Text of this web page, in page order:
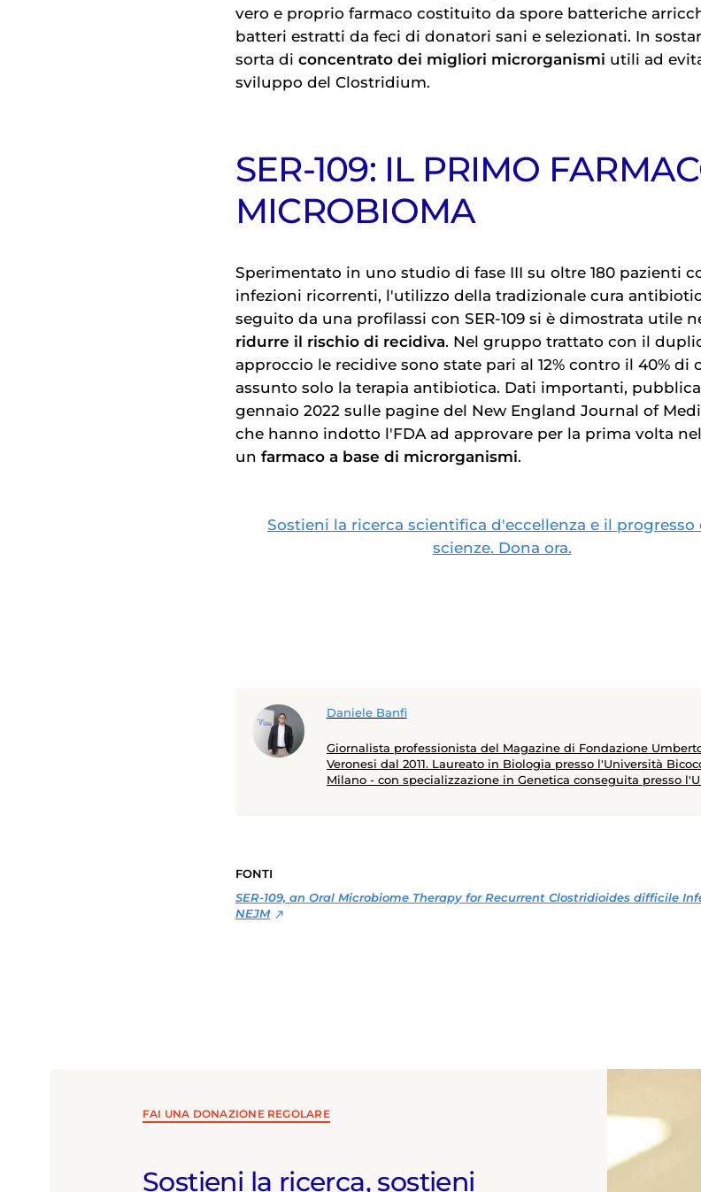
vero e proprio farmaco costituito da spore batteriche
batteri estratti da feci di donatori sani e selezionati. In
sorta di concentrato dei migliori microrganismi utili ad
sviluppo del Clostridium.
SER-109: IL PRIMO
MICROBIOMA
Sperimentato in uno studio di fase III su oltre 180 pazienti
infezioni ricorrenti, l'utilizzo della tradizionale cura
seguito da una profilassi con SER-109 si è dimostrata utile
ridurre il rischio di recidiva. Nel gruppo trattato con il
approccio le recidive sono state pari al 12% contro il 40% di
assunto solo la terapia antibiotica. Dati importanti,
gennaio 2022 sulle pagine del New England Journal of
che hanno indotto l'FDA ad approvare per la prima volta
un farmaco a base di microrganismi.
Sostieni la ricerca scientifica d'eccellenza e il progresso
scienze. Dona ora.
Daniele Banfi
Giornalista professionista del Magazine di Fondazione
Veronesi dal 2011. Laureato in Biologia presso l'Università
Milano - con specializzazione in Genetica conseguita presso
virus dell’epatite C, la rivoluzione dei trattamenti per l’ictus
chirurgia endovascolare e la nascita delle nuove terapie a
FONTI
SER-109, an Oral Microbiome Therapy for Recurrent Clostridioides difficile
NEJM
FAI UNA DONAZIONE REGOLARE
Sostieni la ricerca, sostieni